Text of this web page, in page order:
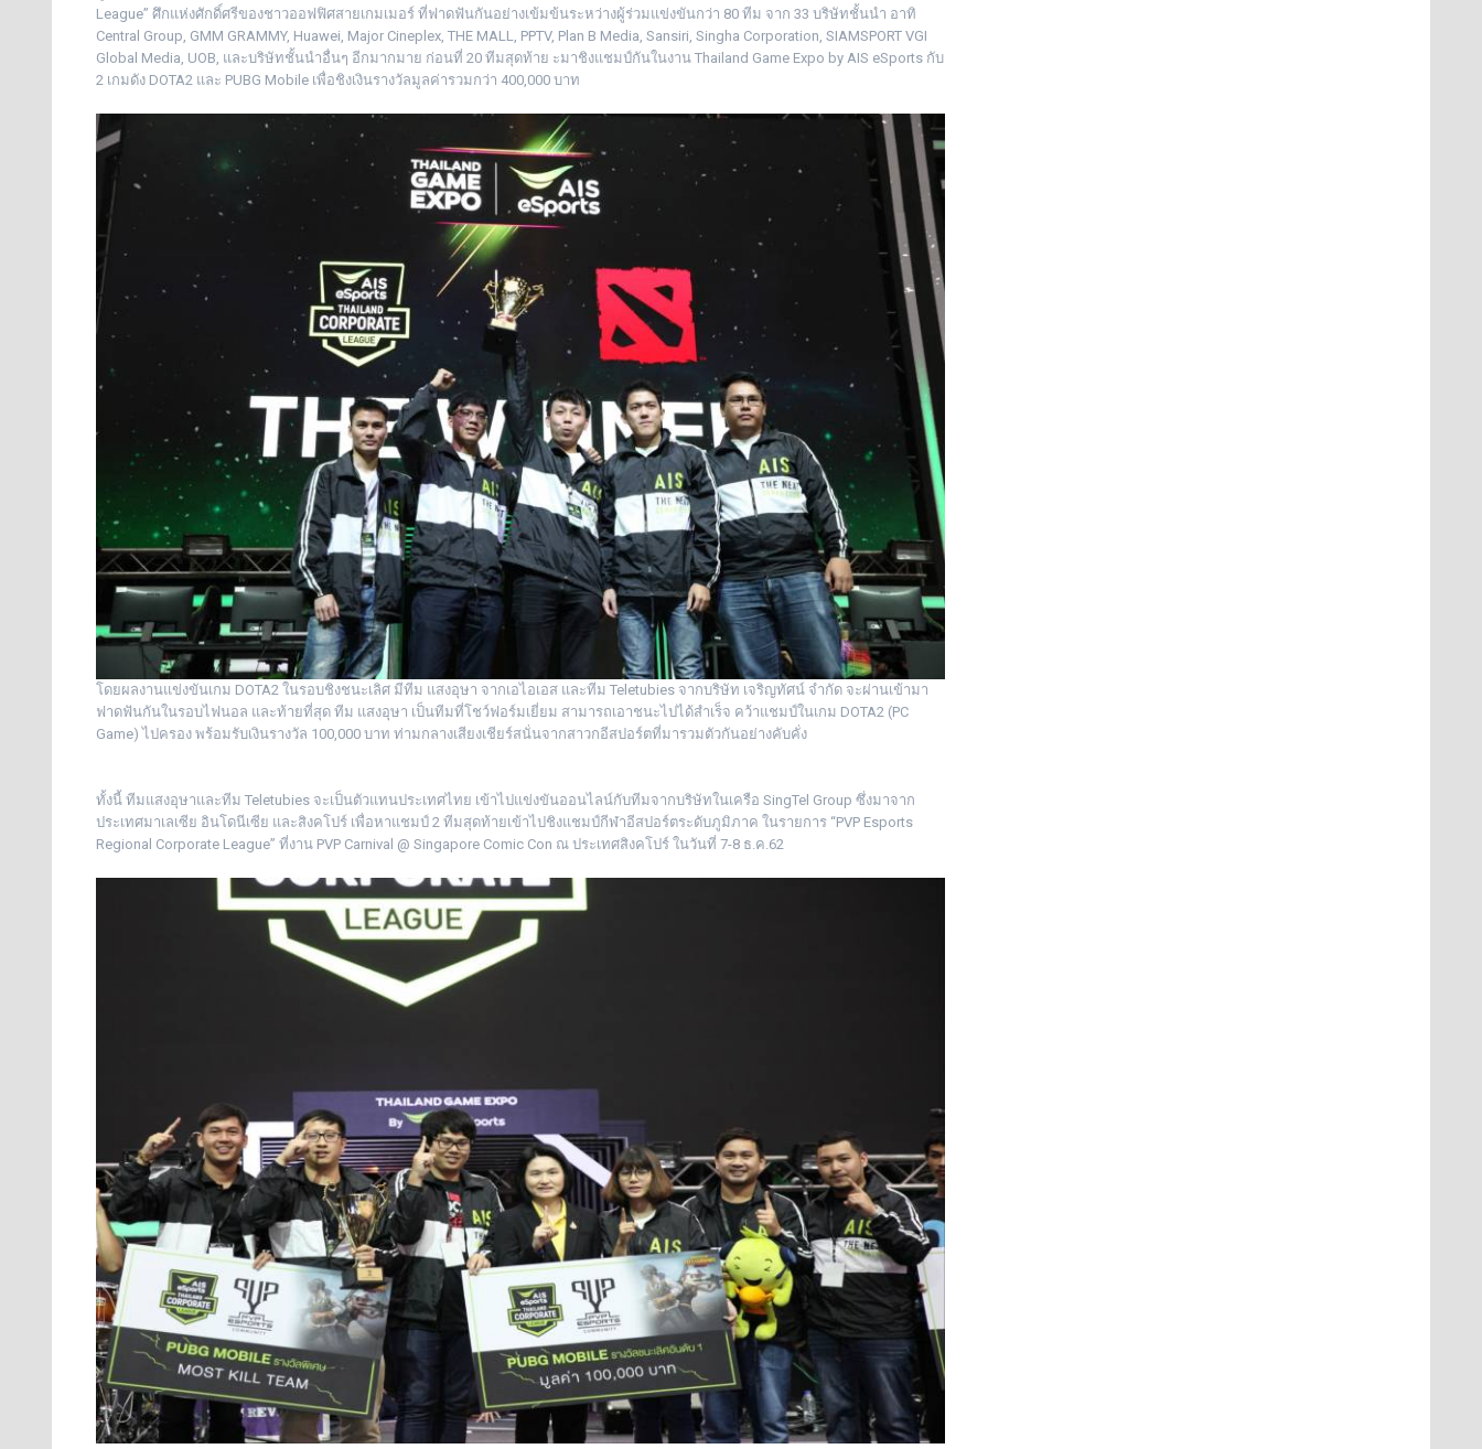
League” ศึกแห่งศักดิ์ศรีของชาวออฟฟิศสายเกมเมอร์ ที่ฟาดฟันกันอย่างเข้มข้นระหว่างผู้ร่วมแข่งขันกว่า 80 ทีม จาก 33 บริษัทชั้นนำ อาทิ
Central Group, GMM GRAMMY, Huawei, Major Cineplex, THE MALL, PPTV, Plan B Media, Sansiri, Singha Corporation, SIAMSPORT VGI
Global Media, UOB, และบริษัทชั้นนำอื่นๆ อีกมากมาย ก่อนที่ 20 ทีมสุดท้าย ะมาชิงแชมป์กันในงาน Thailand Game Expo by AIS eSports กับ
2 เกมดัง DOTA2 และ PUBG Mobile เพื่อชิงเงินรางวัลมูลค่ารวมกว่า 400,000 บาท
โดยผลงานแข่งขันเกม DOTA2 ในรอบชิงชนะเลิศ มีทีม แสงอุษา จากเอไอเอส และทีม Teletubies จากบริษัท เจริญทัศน์ จำกัด จะผ่านเข้ามา
ฟาดฟันกันในรอบไฟนอล และท้ายที่สุด ทีม แสงอุษา เป็นทีมที่โชว์ฟอร์มเยี่ยม สามารถเอาชนะไปได้สำเร็จ คว้าแชมป์ในเกม DOTA2 (PC
Game) ไปครอง พร้อมรับเงินรางวัล 100,000 บาท ท่ามกลางเสียงเชียร์สนั่นจากสาวกอีสปอร์ตที่มารวมตัวกันอย่างคับคั่ง
ทั้งนี้ ทีมแสงอุษาและทีม Teletubies จะเป็นตัวแทนประเทศไทย เข้าไปแข่งขันออนไลน์กับทีมจากบริษัทในเครือ SingTel Group ซึ่งมาจาก
ประเทศมาเลเซีย อินโดนีเซีย และสิงคโปร์ เพื่อหาแชมป์ 2 ทีมสุดท้ายเข้าไปชิงแชมป์กีฬาอีสปอร์ตระดับภูมิภาค ในรายการ “PVP Esports
Regional Corporate League” ที่งาน PVP Carnival @ Singapore Comic Con ณ ประเทศสิงคโปร์ ในวันที่ 7-8 ธ.ค.62